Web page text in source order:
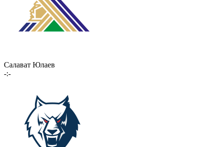
Салават Юлаев
-:-